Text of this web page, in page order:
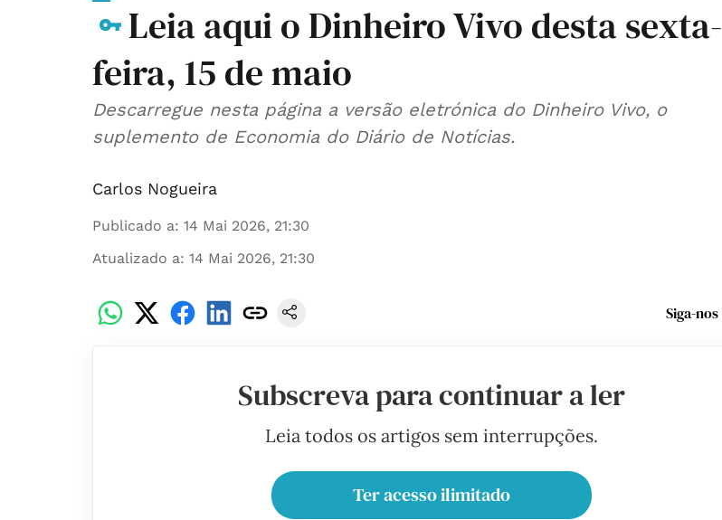
Leia aqui o Dinheiro Vivo desta sexta-
feira, 15 de maio
Descarregue nesta página a versão eletrónica do Dinheiro Vivo, o
suplemento de Economia do Diário de Notícias.
Carlos Nogueira
Publicado a: 14 Mai 2026, 21:30
Atualizado a: 14 Mai 2026, 21:30
Siga-nos
Subscreva para continuar a ler
Leia todos os artigos sem interrupções.
Ter acesso ilimitado